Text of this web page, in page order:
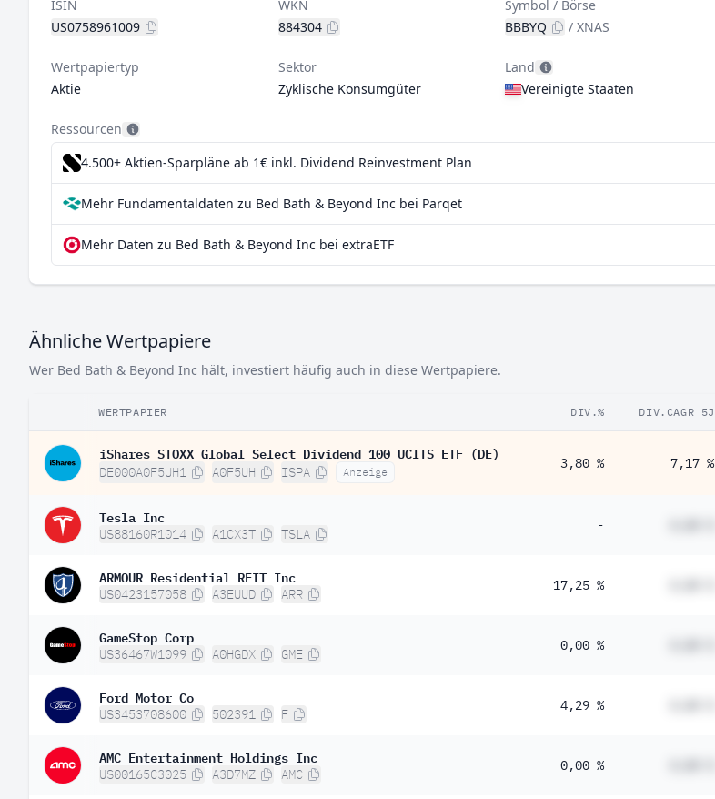
ISIN
US0758961009
WKN
884304
Symbol / Börse
BBBYQ
/XNAS
Wertpapiertyp
Aktie
Sektor
Zyklische Konsumgüter
Land
Vereinigte Staaten
Ressourcen
4.500+ Aktien-Sparpläne ab 1€ inkl. Dividend Reinvestment Plan
Mehr Fundamentaldaten zu Bed Bath & Beyond Inc bei Parqet
Mehr Daten zu Bed Bath & Beyond Inc bei extraETF
Ähnliche Wertpapiere
Wer Bed Bath & Beyond Inc hält, investiert häufig auch in diese Wertpapiere.
WERTPAPIER DIV.% DIV.CAGR 5J
iShares STOXX Global Select Dividend 100 UCITS ETF (DE)
DE000A0F5UH1 A0F5UH ISPA Anzeige
3,80 % 7,17 %
Tesla Inc
US88160R1014 A1CX3T TSLA
-
ARMOUR Residential REIT Inc
US0423157058 A3EUUD ARR
17,25 %
GameStop Corp
US36467W1099 A0HGDX GME
0,00 %
Ford Motor Co
US3453708600 502391 F
4,29 %
AMC Entertainment Holdings Inc
US00165C3025 A3D7MZ AMC
0,00 %